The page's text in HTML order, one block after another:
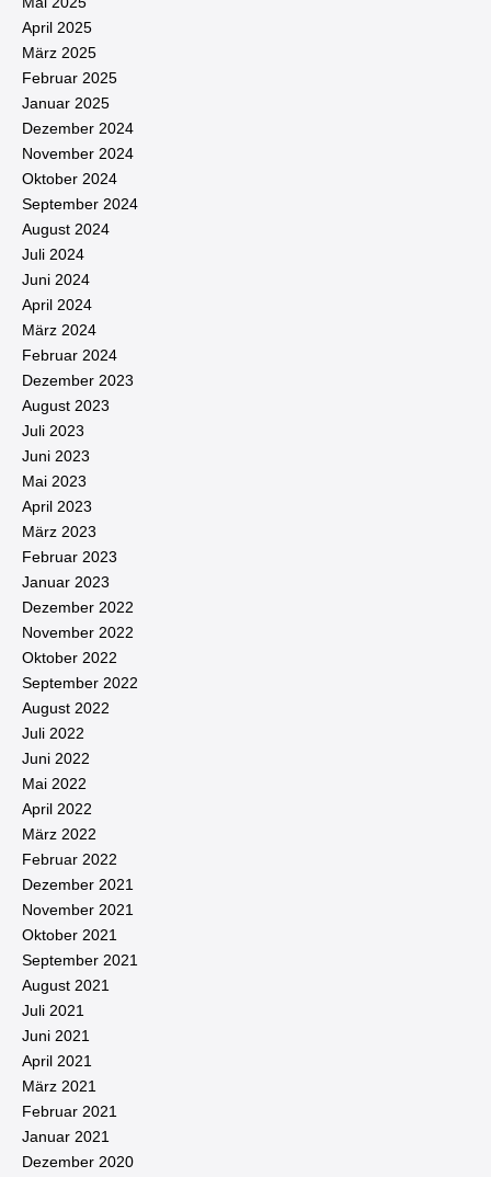
April 2025
März 2025
Februar 2025
Januar 2025
Dezember 2024
November 2024
Oktober 2024
September 2024
August 2024
Juli 2024
Juni 2024
April 2024
März 2024
Februar 2024
Dezember 2023
August 2023
Juli 2023
Juni 2023
Mai 2023
April 2023
März 2023
Februar 2023
Januar 2023
Dezember 2022
November 2022
Oktober 2022
September 2022
August 2022
Juli 2022
Juni 2022
Mai 2022
April 2022
März 2022
Februar 2022
Dezember 2021
November 2021
Oktober 2021
September 2021
August 2021
Juli 2021
Juni 2021
April 2021
März 2021
Februar 2021
Januar 2021
Dezember 2020